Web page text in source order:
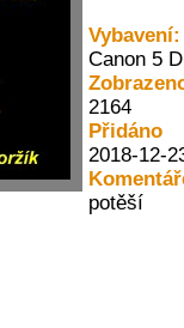
Vybavení:
Canon 5
2164
Přidáno
2018-12-
potěší